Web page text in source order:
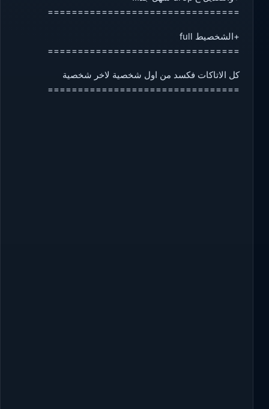
================================
+الشخصيط full
================================
كل الاتاكات فكسد من اول شخصية لاخر شخصية
================================